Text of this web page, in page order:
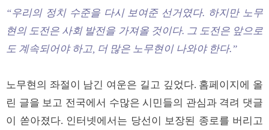
“우리의 정치 수준을 다시 보여준 선거였다. 하지만 노무
현의 도전은 사회 발전을 가져올 것이다. 그 도전은 앞으로
도 계속되어야 하고, 더 많은 노무현이 나와야 한다.”
노무현의 좌절이 남긴 여운은 길고 깊었다. 홈페이지에 올
린 글을 보고 전국에서 수많은 시민들의 관심과 격려 댓글
이 쏟아졌다. 인터넷에서는 당선이 보장된 종로를 버리고